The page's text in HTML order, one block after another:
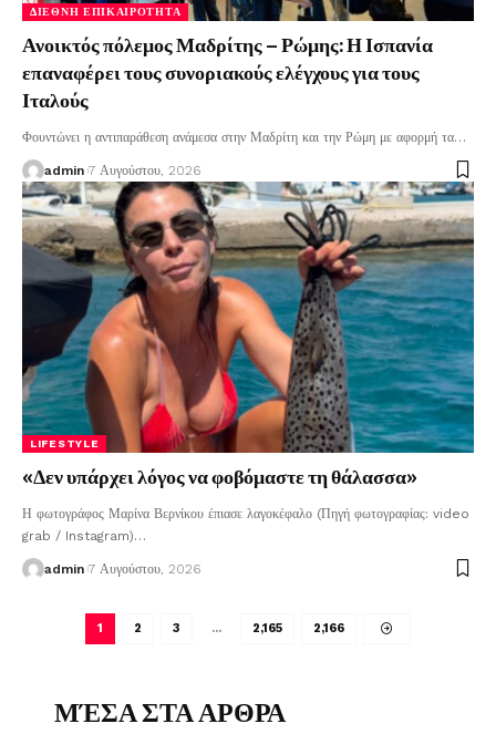
ΔΙΕΘΝΉ ΕΠΙΚΑΙΡΌΤΗΤΑ
Ανοικτός πόλεμος Μαδρίτης – Ρώμης: Η Ισπανία
επαναφέρει τους συνοριακούς ελέγχους για τους
Ιταλούς
Φουντώνει η αντιπαράθεση ανάμεσα στην Μαδρίτη και την Ρώμη με αφορμή τα…
admin 7 Αυγούστου, 2026
LIFESTYLE
«Δεν υπάρχει λόγος να φοβόμαστε τη θάλασσα»
Η φωτογράφος Μαρίνα Βερνίκου έπιασε λαγοκέφαλο (Πηγή φωτογραφίας: video
grab / Instagram)…
admin 7 Αυγούστου, 2026
1 2 3 … 2,165 2,166
ΜΈΣΑ ΣΤΑ ΑΡΘΡΑ